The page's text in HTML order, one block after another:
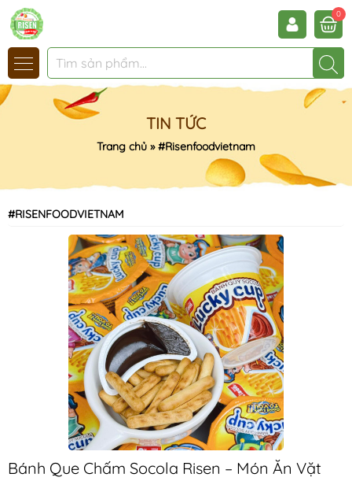
0
TIN TỨC
Trang chủ »#Risenfoodvietnam
#RISENFOODVIETNAM
Bánh Que Chấm Socola Risen – Món Ăn Vặt